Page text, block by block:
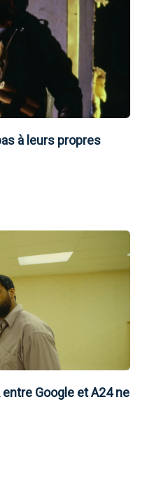
à leurs propres
entre Google et A24 ne